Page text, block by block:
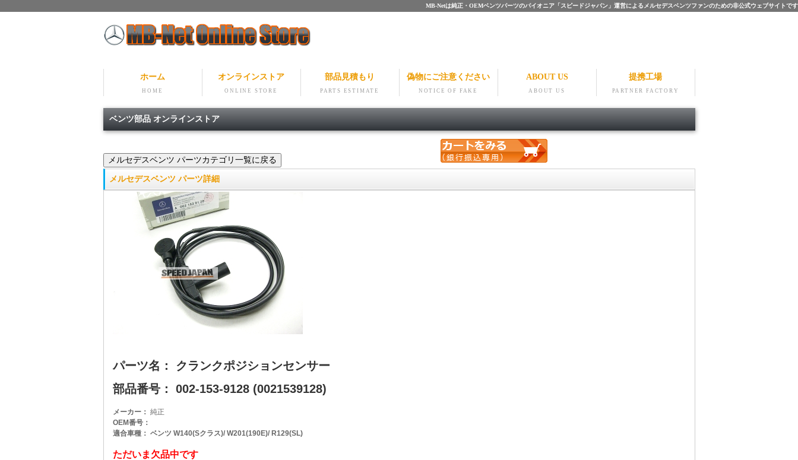
MB-Netは純正・OEMベンツパーツのパイオニア「スピードジャパン」運営によるメルセデスベンツファンのための非公式ウェブサイトです
ホーム
HOME
オンラインストア
ONLINE STORE
部品見積もり
PARTS ESTIMATE
偽物にご注意ください
NOTICE OF FAKE
ABOUT US
ABOUT US
提携工場
PARTNER FACTORY
ベンツ部品 オンラインストア
メルセデスベンツ パーツ詳細
パーツ名： クランクポジションセンサー
部品番号： 002-153-9128 (0021539128)
メーカー： 純正
OEM番号：
適合車種： ベンツ W140(Sクラス)/ W201(190E)/ R129(SL)
ただいま欠品中です